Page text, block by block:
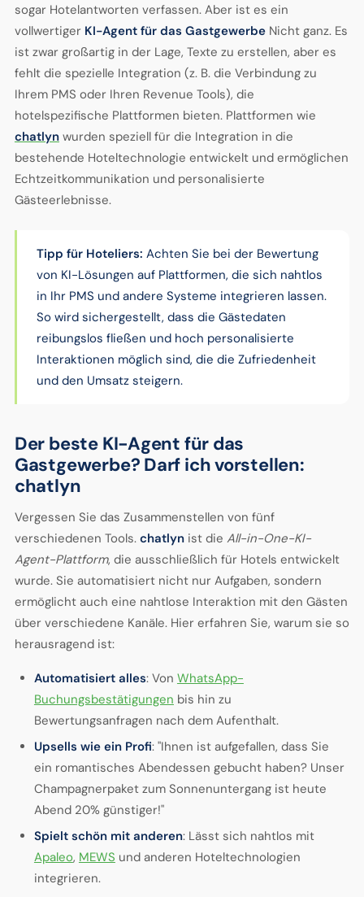
sogar Hotelantworten verfassen. Aber ist es ein
vollwertiger KI-Agent für das GastgewerbeNicht ganz. Es
ist zwar großartig in der Lage, Texte zu erstellen, aber es
fehlt die spezielle Integration (z. B. die Verbindung zu
Ihrem PMS oder Ihren Revenue Tools), die
hotelspezifische Plattformen bieten. Plattformen wie
chatlynwurden speziell für die Integration in die
bestehende Hoteltechnologie entwickelt und ermöglichen
Echtzeitkommunikation und personalisierte
Gästeerlebnisse.
Tipp für Hoteliers: Achten Sie bei der Bewertung
von KI-Lösungen auf Plattformen, die sich nahtlos
in Ihr PMS und andere Systeme integrieren lassen.
So wird sichergestellt, dass die Gästedaten
reibungslos fließen und hoch personalisierte
Interaktionen möglich sind, die die Zufriedenheit
und den Umsatz steigern.
Der beste KI-Agent für das
Gastgewerbe? Darf ich vorstellen:
chatlyn
Vergessen Sie das Zusammenstellen von fünf
verschiedenen Tools. chatlynist die All-in-One-KI-
Agent-Plattform, die ausschließlich für Hotels entwickelt
wurde. Sie automatisiert nicht nur Aufgaben, sondern
ermöglicht auch eine nahtlose Interaktion mit den Gästen
über verschiedene Kanäle. Hier erfahren Sie, warum sie so
herausragend ist:
Automatisiert alles: Von WhatsApp-
Buchungsbestätigungen bis hin zu
Bewertungsanfragen nach dem Aufenthalt.
Upsells wie ein Profi: "Ihnen ist aufgefallen, dass Sie
ein romantisches Abendessen gebucht haben? Unser
Champagnerpaket zum Sonnenuntergang ist heute
Abend 20% günstiger!"
Spielt schön mit anderen: Lässt sich nahtlos mit
Apaleo, MEWS und anderen Hoteltechnologien
integrieren.